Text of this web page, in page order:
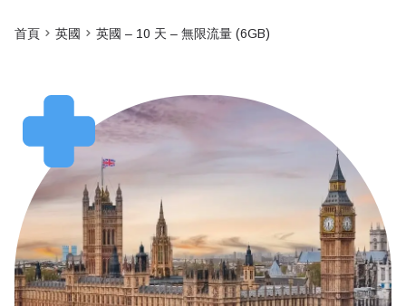
首頁 英國 英國 – 10 天 – 無限流量 (6GB)